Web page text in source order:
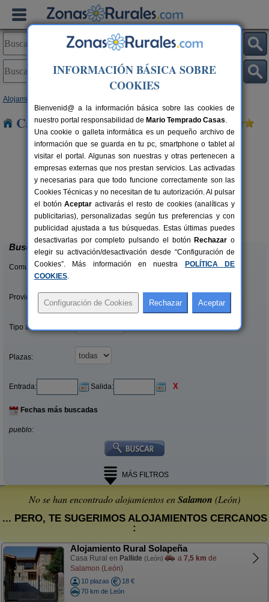
Alojamientos
Casas Rurales cerca de Salamon
8+1 pers.
desde27 €
Complejo Rural Aguas Frías
La Omañuela (León)
Buscar
Comunidades:
Provincias/Islas:
Tipo alquiler:
Plazas:
Entrada: Salida: X
Fechas más buscadas
pueblo:
MÁS FILTROS
No se han encontrado alojamientos enSalamon (León)
... PERO, TE SUGERIMOS ALOJAMIENTOS CERCANOS
:
Alojamiento Rural Solapeña
Casa Rural en Pallide (León) a 7,5 km de
Salamon (León)
10 plazas
18 €
70 km de León
INFORMACIÓN BÁSICA SOBRE
COOKIES
Bienvenid@ a la información básica sobre las cookies de
nuestro portal responsabilidad de Mario Temprado Casas.
Una cookie o galleta informática es un pequeño archivo de
información que se guarda en tu pc, smartphone o tablet al
visitar el portal. Algunas son nuestras y otras pertenecen a
empresas externas que nos prestan servicios. Las activadas
y necesarias para que todo funcione correctamente son las
Cookies Técnicas y no necesitan de tu autorización. Al pulsar
el botónAceptar activarás el resto de cookies (analíticas y
publicitarias), personalizadas según tus preferencias y con
publicidad ajustada a tus búsquedas. Estas últimas puedes
desactivarlas por completo pulsando el botón Rechazar o
elegir su activación/desactivación desde “Configuración de
Cookies”. Más información en nuestra
POLÍTICA DE
COOKIES.